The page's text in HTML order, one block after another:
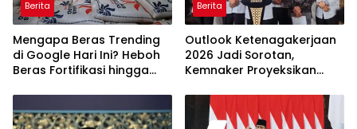
Berita
Mengapa Beras Trending
di Google Hari Ini? Heboh
Beras Fortifikasi hingga
Berita
Outlook Ketenagakerjaan
2026 Jadi Sorotan,
Kemnaker Proyeksikan